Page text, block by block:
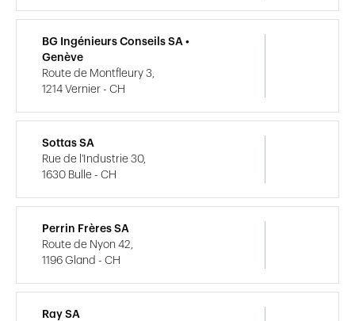
BG Ingénieurs Conseils SA •
Genève
Route de Montfleury 3,
1214 Vernier - CH
Sottas SA
Rue de l'Industrie 30,
1630 Bulle - CH
Perrin Frères SA
Route de Nyon 42,
1196 Gland - CH
Ray SA